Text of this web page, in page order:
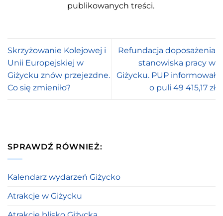
publikowanych treści.
Skrzyżowanie Kolejowej i
Unii Europejskiej w
Giżycku znów przejezdne.
Co się zmieniło?
Refundacja doposażenia
stanowiska pracy w
Giżycku. PUP informował
o puli 49 415,17 zł
SPRAWDŹ RÓWNIEŻ:
Kalendarz wydarzeń Giżycko
Atrakcje w Giżycku